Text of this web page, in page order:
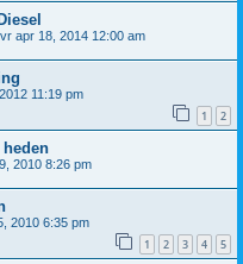
vr apr 18, 2014 12:00 am
11:19 pm
1 2
heden
2010 8:26 pm
2010 6:35 pm
1 2 3 4 5